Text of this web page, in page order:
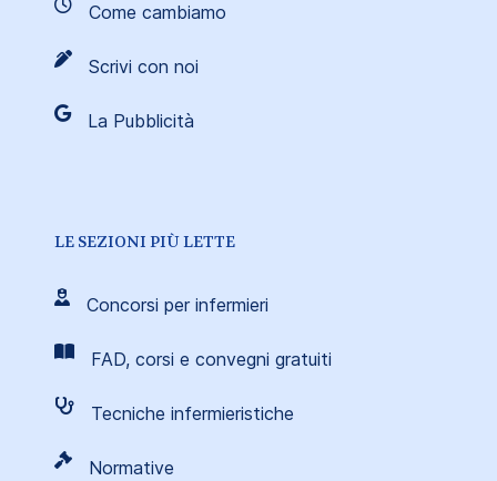
Come cambiamo
Scrivi con noi
La Pubblicità
LE SEZIONI PIÙ LETTE
Concorsi per infermieri
FAD, corsi e convegni gratuiti
Tecniche infermieristiche
Normative